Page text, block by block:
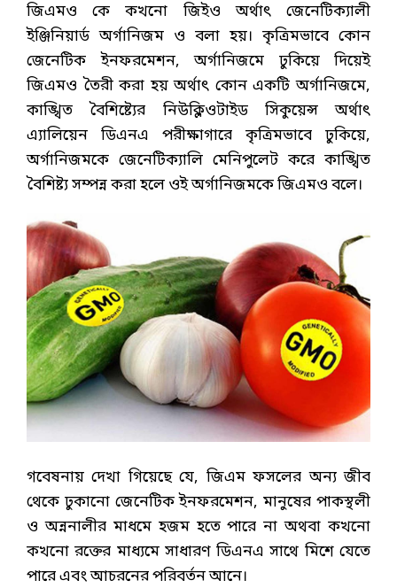
জিএমও কে কখনো জিইও অর্থাৎ জেনেটিক্যালী
ইঞ্জিনিয়ার্ড অর্গানিজম ও বলা হয়। কৃত্রিমভাবে কোন
জেনেটিক ইনফরমেশন, অর্গানিজমে ঢুকিয়ে দিয়েই
জিএমও তৈরী করা হয় অর্থাৎ কোন একটি অর্গানিজমে,
কাঙ্খিত বৈশিষ্ট্যের নিউক্লিওটাইড সিকুয়েন্স অর্থাৎ
এ্যালিয়েন ডিএনএ পরীক্ষাগারে কৃত্রিমভাবে ঢুকিয়ে,
অর্গানিজমকে জেনেটিক্যালি মেনিপুলেট করে কাঙ্খিত
বৈশিষ্ট্য সম্পন্ন করা হলে ওই অর্গানিজমকে জিএমও বলে।
গবেষনায় দেখা গিয়েছে যে, জিএম ফসলের অন্য জীব
থেকে ঢুকানো জেনেটিক ইনফরমেশন, মানুষের পাকস্থলী
ও অন্ননালীর মাধমে হজম হতে পারে না অথবা কখনো
কখনো রক্তের মাধ্যমে সাধারণ ডিএনএ সাথে মিশে যেতে
পারে এবং আচরনের পরিবর্তন আনে।